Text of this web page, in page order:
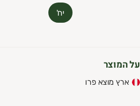
יח'
על המוצר
ארץ מוצא פרו